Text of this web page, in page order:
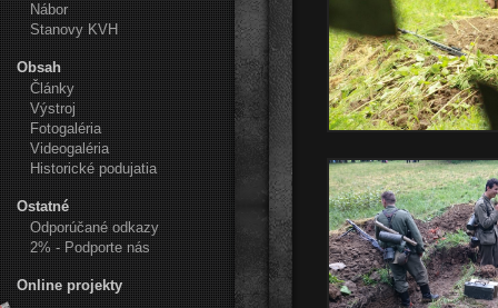
Nábor
Stanovy KVH
Obsah
Články
Výstroj
Fotogaléria
Videogaléria
Historické podujatia
Ostatné
Odporúčané odkazy
2% - Podporte nás
Online projekty